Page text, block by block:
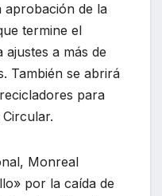
aprobación de la
termine el
a más de
También se abrirá
para
Monreal
por la caída de